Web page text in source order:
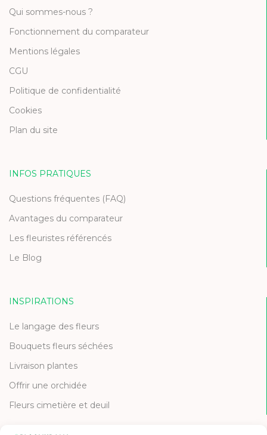
Qui sommes-nous ?
Fonctionnement du comparateur
Mentions légales
CGU
Politique de confidentialité
Cookies
Plan du site
INFOS PRATIQUES
Questions fréquentes (FAQ)
Avantages du comparateur
Les fleuristes référencés
Le Blog
INSPIRATIONS
Le langage des fleurs
Bouquets fleurs séchées
Livraison plantes
Offrir une orchidée
Fleurs cimetière et deuil